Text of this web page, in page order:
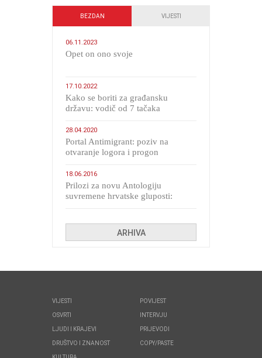
BEZDAN VIJESTI
06.11.2023
​Opet on ono svoje
17.10.2022
Kako se boriti za građansku
državu: vodič od 7 tačaka
28.04.2020
Portal Antimigrant: poziv na
otvaranje logora i progon
18.06.2016
Prilozi za novu Antologiju
suvremene hrvatske gluposti:
ARHIVA
VIJESTI
OSVRTI
LJUDI I KRAJEVI
DRUŠTVO I ZNANOST
POVIJEST
INTERVJU
PRIJEVODI
COPY/PASTE